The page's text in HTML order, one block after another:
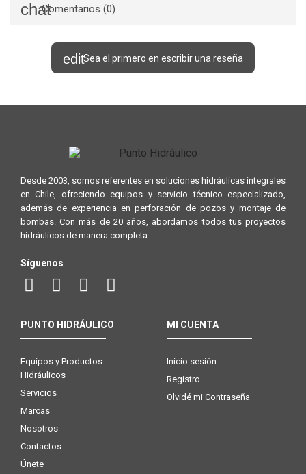
Comentarios (0)
Sea el primero en escribir una reseña
Desde 2003, somos referentes en soluciones hidráulicas integrales
en Chile, ofreciendo equipos y servicio técnico especializado,
además de experiencia en perforación de pozos y montaje de
bombas. Con más de 20 años, abordamos todos tus proyectos
hidráulicos de manera completa.
Síguenos
PUNTO HIDRÁULICO
Equipos y Productos
Hidráulicos
Servicios
Marcas
Nosotros
Contactos
Únete
MI CUENTA
Inicio sesión
Registro
Olvidé mi Contraseña